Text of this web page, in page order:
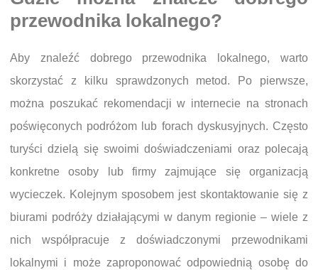
przewodnika lokalnego?
Aby znaleźć dobrego przewodnika lokalnego, warto
skorzystać z kilku sprawdzonych metod. Po pierwsze,
można poszukać rekomendacji w internecie na stronach
poświęconych podróżom lub forach dyskusyjnych. Często
turyści dzielą się swoimi doświadczeniami oraz polecają
konkretne osoby lub firmy zajmujące się organizacją
wycieczek. Kolejnym sposobem jest skontaktowanie się z
biurami podróży działającymi w danym regionie – wiele z
nich współpracuje z doświadczonymi przewodnikami
lokalnymi i może zaproponować odpowiednią osobę do